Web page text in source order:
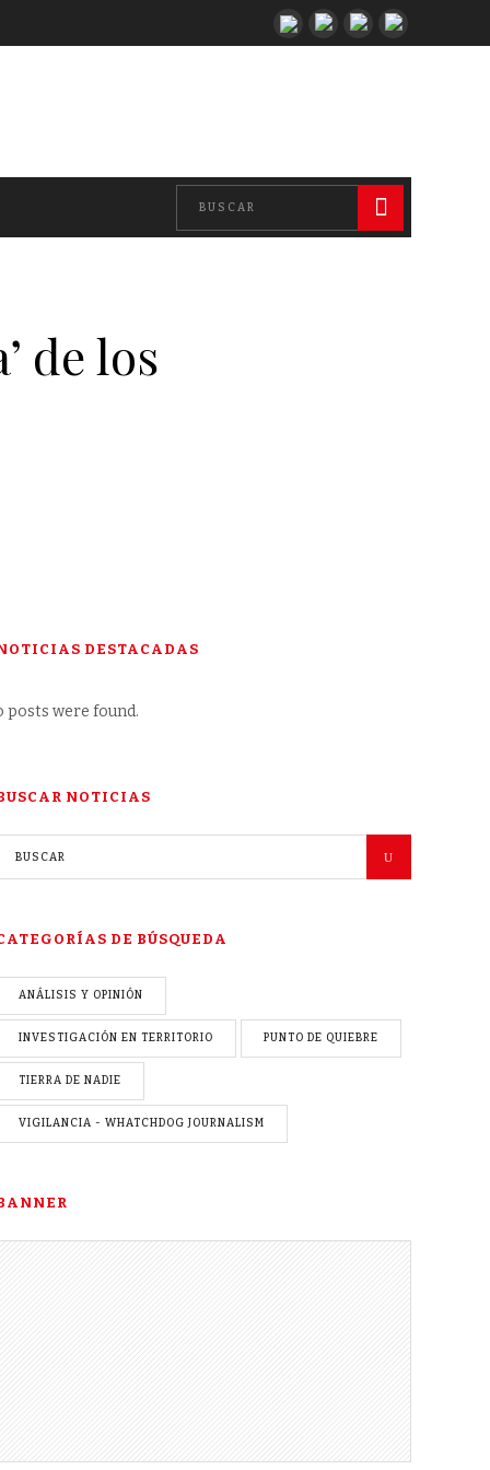
de los
DESTACADAS
posts were found.
NOTICIAS
DE BÚSQUEDA
ANÁLISIS Y OPINIÓN
INVESTIGACIÓN EN TERRITORIO PUNTO DE QUIEBRE
TIERRA DE NADIE
VIGILANCIA - WHATCHDOG JOURNALISM